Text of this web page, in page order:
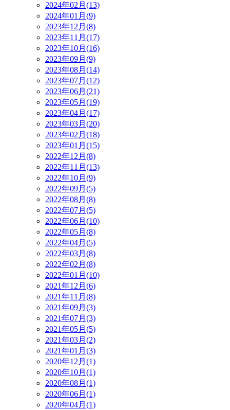
2024年02月(13)
2024年01月(9)
2023年12月(8)
2023年11月(17)
2023年10月(16)
2023年09月(9)
2023年08月(14)
2023年07月(12)
2023年06月(21)
2023年05月(19)
2023年04月(17)
2023年03月(20)
2023年02月(18)
2023年01月(15)
2022年12月(8)
2022年11月(13)
2022年10月(9)
2022年09月(5)
2022年08月(8)
2022年07月(5)
2022年06月(10)
2022年05月(8)
2022年04月(5)
2022年03月(8)
2022年02月(8)
2022年01月(10)
2021年12月(6)
2021年11月(8)
2021年09月(3)
2021年07月(3)
2021年05月(5)
2021年03月(2)
2021年01月(3)
2020年12月(1)
2020年10月(1)
2020年08月(1)
2020年06月(1)
2020年04月(1)